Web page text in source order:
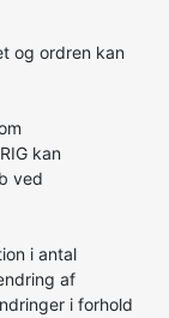
og ordren kan
kan
ved
i antal
af
i forhold